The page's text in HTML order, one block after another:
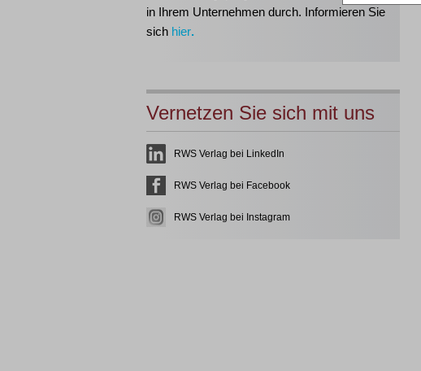
in Ihrem Unternehmen durch. Informieren Sie
sich hier.
Vernetzen Sie sich mit uns
RWS Verlag bei LinkedIn
RWS Verlag bei Facebook
RWS Verlag bei Instagram